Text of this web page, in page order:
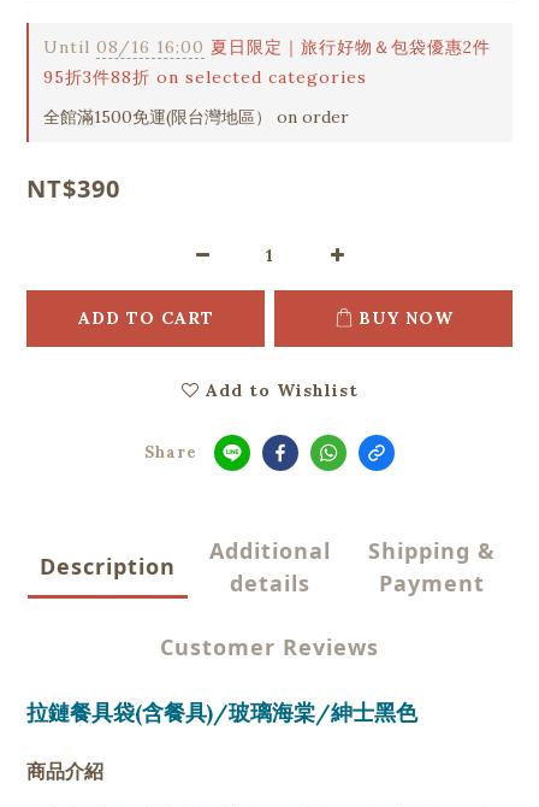
Until 08/16 16:00 夏日限定｜旅行好物＆包袋優惠2件
95折3件88折 on selected categories
全館滿1500免運(限台灣地區） on order
NT$390
ADD TO CART BUY NOW
Add to Wishlist
Share
Description
Additional
details
Shipping &
Payment
Customer Reviews
拉鏈餐具袋(含餐具)/玻璃海棠/紳士黑色
商品介紹